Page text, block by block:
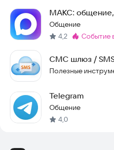
МАКС: общение,
Общение
4,2
Метка:
событие
СМС шлюз /
Полезные
Telegram
Общение
4,0